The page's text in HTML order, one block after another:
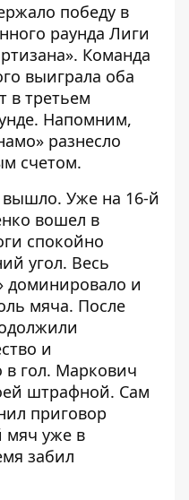
победу в
раунда Лиги
Команда
выиграла оба
в третьем
Напомним,
разнесло
счетом.
вышло. Уже на 16-й
вошел в
спокойно
угол. Весь
доминировало и
мяча. После
и
в гол. Маркович
штрафной. Сам
приговор
мяч уже в
забил